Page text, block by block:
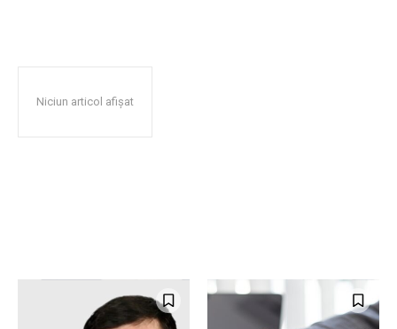
Niciun articol afișat